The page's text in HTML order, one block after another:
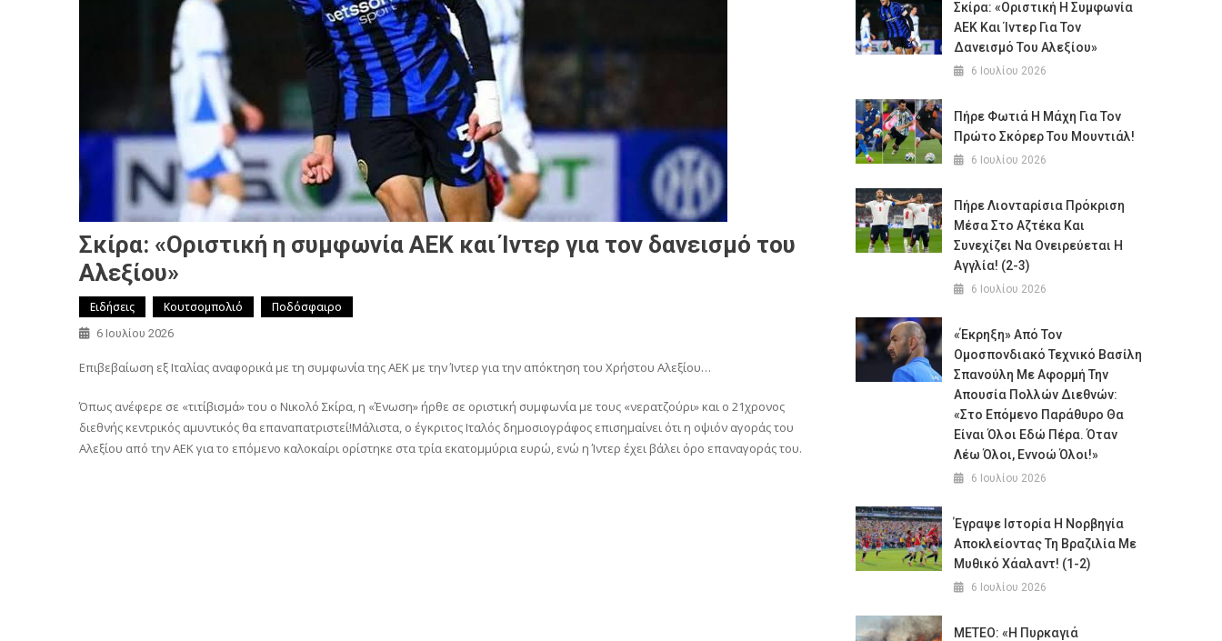
Σκίρα: «Οριστική η συμφωνία ΑΕΚ και Ίντερ για τον δανεισμό του
Αλεξίου»
Ειδήσεις Κουτσομπολιό Ποδόσφαιρο
6 Ιουλίου 2026
Επιβεβαίωση εξ Ιταλίας αναφορικά με τη συμφωνία της ΑΕΚ με την Ίντερ για την απόκτηση του Χρήστου Αλεξίου…
Όπως ανέφερε σε «τιτίβισμά» του ο Νικολό Σκίρα, η «Ένωση» ήρθε σε οριστική συμφωνία με τους «νερατζούρι» και ο 21χρονος
διεθνής κεντρικός αμυντικός θα επαναπατριστεί!Μάλιστα, ο έγκριτος Ιταλός δημοσιογράφος επισημαίνει ότι η οψιόν αγοράς του
Αλεξίου από την ΑΕΚ για το επόμενο καλοκαίρι ορίστηκε στα τρία εκατομμύρια ευρώ, ενώ η Ίντερ έχει βάλει όρο επαναγοράς του.
Σκίρα: «Οριστική Η Συμφωνία
ΑΕΚ Και Ίντερ Για Τον
Δανεισμό Του Αλεξίου»
6 Ιουλίου 2026
Πήρε Φωτιά Η Μάχη Για Τον
Πρώτο Σκόρερ Του Μουντιάλ!
6 Ιουλίου 2026
Πήρε Λιονταρίσια Πρόκριση
Μέσα Στο Αζτέκα Και
Συνεχίζει Να Ονειρεύεται Η
Αγγλία! (2-3)
6 Ιουλίου 2026
«Έκρηξη» Από Τον
Ομοσπονδιακό Τεχνικό Βασίλη
Σπανούλη Με Αφορμή Την
Απουσία Πολλών Διεθνών:
«Στο Επόμενο Παράθυρο Θα
Είναι Όλοι Εδώ Πέρα. Όταν
Λέω Όλοι, Εννοώ Όλοι!»
6 Ιουλίου 2026
Έγραψε Ιστορία Η Νορβηγία
Αποκλείοντας Τη Βραζιλία Με
Μυθικό Χάαλαντ! (1-2)
6 Ιουλίου 2026
ΜΕΤΕΟ: «Η Πυρκαγιά